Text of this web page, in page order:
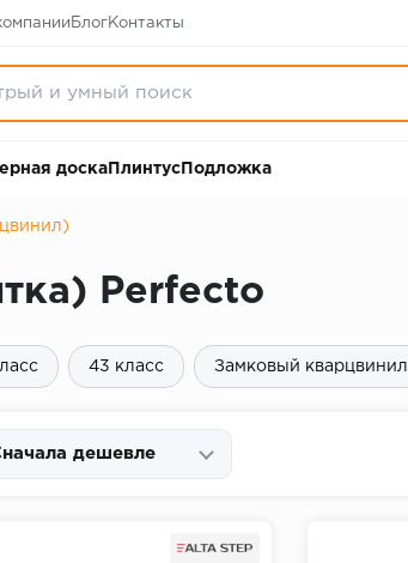
БлогКонтакты
доска Плинтус Подложка
Perfecto
43 класс Замковый кварцвинил
дешевле